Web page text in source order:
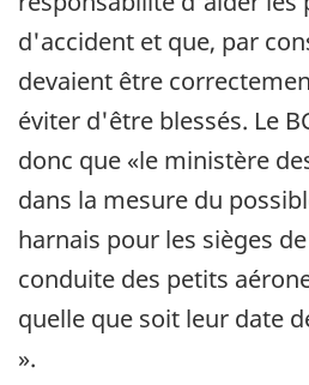
d'accident et que, par
devaient être
éviter d'être blessés. Le
donc que «le ministère
dans la mesure du
harnais pour les sièges
conduite des petits
quelle que soit leur date
».